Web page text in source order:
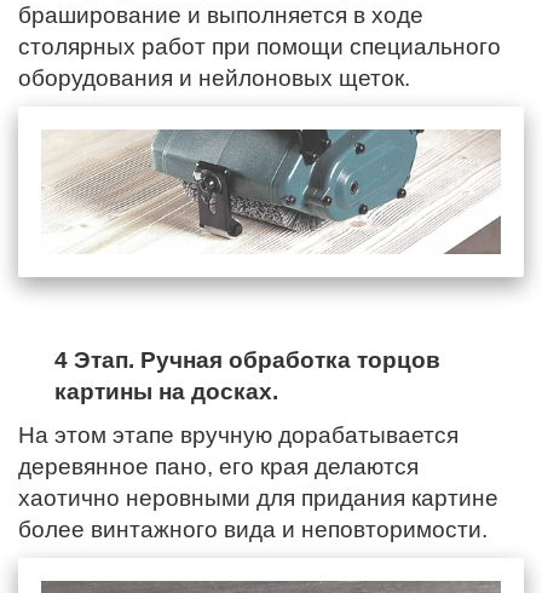
браширование и выполняется в ходе
столярных работ при помощи специального
оборудования и нейлоновых щеток.
4 Этап. Ручная обработка торцов
картины на досках.
На этом этапе вручную дорабатывается
деревянное пано, его края делаются
хаотично неровными для придания картине
более винтажного вида и неповторимости.